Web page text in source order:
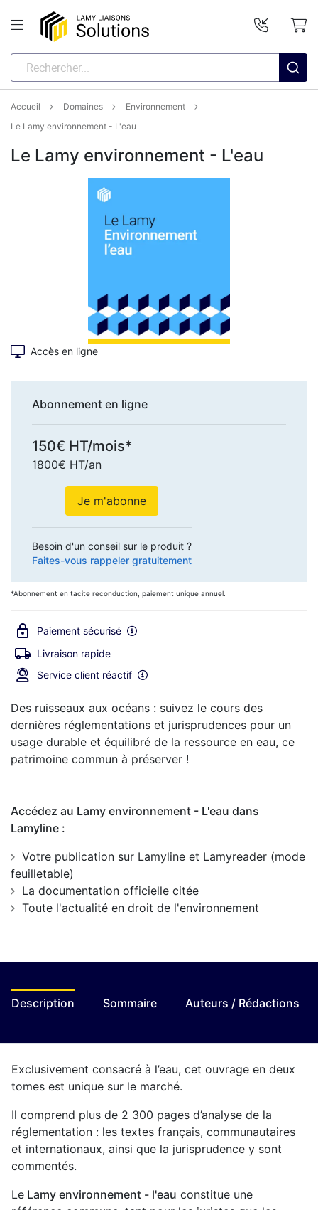
Accueil Domaines
Environnement
Le Lamy environnement - L'eau
Le Lamy environnement - L'eau
Accès en ligne
Abonnement en ligne
150€ HT/mois*
1800€ HT/an
Je m'abonne
Besoin d'un conseil sur le produit ?
Faites-vous rappeler gratuitement
*Abonnement en tacite reconduction, paiement unique annuel.
Paiement sécurisé
Livraison rapide
Service client réactif
Des ruisseaux aux océans : suivez le cours des
dernières réglementations et jurisprudences pour un
usage durable et équilibré de la ressource en eau, ce
patrimoine commun à préserver !
Accédez au Lamy environnement - L'eau dans
Lamyline :
Votre publication sur Lamyline et Lamyreader (mode
feuilletable)
La documentation officielle citée
Toute l'actualité en droit de l'environnement
Description Sommaire Auteurs / Rédactions
Exclusivement consacré à l’eau, cet ouvrage en deux
tomes est unique sur le marché.
Il comprend plus de 2 300 pages d’analyse de la
réglementation : les textes français, communautaires
et internationaux, ainsi que la jurisprudence y sont
commentés.
Le Lamy environnement - l'eau constitue une